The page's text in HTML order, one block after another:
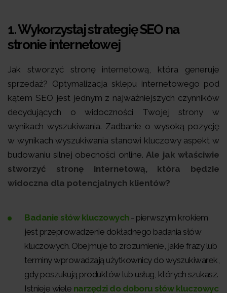
1.Wykorzystaj strategię SEO na
stronie internetowej
Jak stworzyć stronę internetową, która generuje
sprzedaż? Optymalizacja sklepu internetowego pod
kątem SEO jest jednym z najważniejszych czynników
decydujących o widoczności Twojej strony w
wynikach wyszukiwania. Zadbanie o wysoką pozycję
w wynikach wyszukiwania stanowi kluczowy aspekt w
budowaniu silnej obecności online. Ale jak właściwie
stworzyć stronę internetową, która będzie
widoczna dla potencjalnych klientów?
Badanie słów kluczowych - pierwszym krokiem
jest przeprowadzenie dokładnego badania słów
kluczowych. Obejmuje to zrozumienie, jakie frazy lub
terminy wprowadzają użytkownicy do wyszukiwarek,
gdy poszukują produktów lub usług, których szukasz.
Istnieje wiele narzędzi do doboru słów kluczowyc